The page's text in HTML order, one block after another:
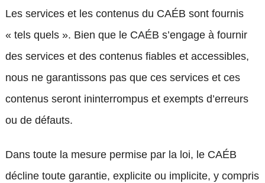
Les services et les contenus du CAÉB sont fournis
« tels quels ». Bien que le CAÉB s’engage à fournir
des services et des contenus fiables et accessibles,
nous ne garantissons pas que ces services et ces
contenus seront ininterrompus et exempts d’erreurs
ou de défauts.
Dans toute la mesure permise par la loi, le CAÉB
décline toute garantie, explicite ou implicite, y compris